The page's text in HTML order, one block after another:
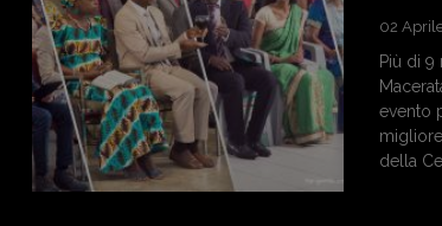
02
Più di
evento
della